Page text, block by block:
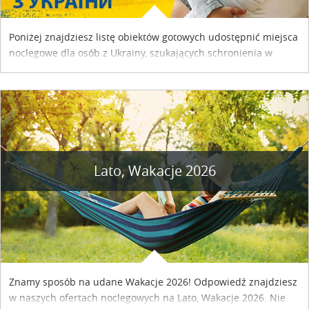
Poniżej znajdziesz listę obiektów gotowych udostępnić miejsca
noclegowe dla osób z Ukrainy, szukających schronienia w
Lato, Wakacje 2026
Znamy sposób na udane Wakacje 2026! Odpowiedź znajdziesz
w naszych ofertach noclegowych na Lato, Wakacje 2026. Nie